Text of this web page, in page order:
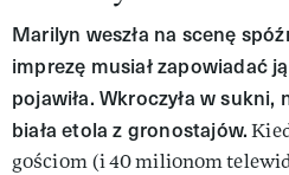
Marilyn weszła na scenę
imprezę musiał zapowiadać
pojawiła. Wkroczyła w sukni,
biała etola z gronostajów.
gościom (i 40 milionom